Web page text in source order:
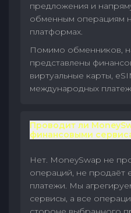
предложения и
обменным операциям
платформах.
Помимо обменников,
представлены
виртуальные карты,
международных
Проводит ли
финансовыми
Нет. MoneySwap не
операций, не продаёт
платежи. Мы
сервисы, а все